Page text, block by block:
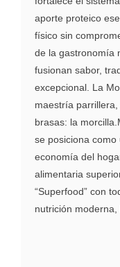
aporte proteico
físico sin
de la gastronomía
fusionan sabor,
excepcional. La
maestría
brasas: la
se posiciona
economía del
alimentaria
“Superfood” con
nutrición